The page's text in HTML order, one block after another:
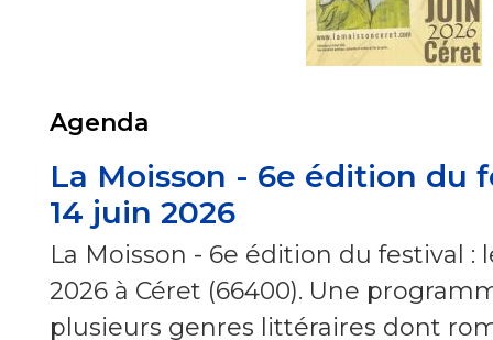
Agenda
La Moisson - 6e édition du
14 juin 2026
La Moisson - 6e édition du festival :
2026 à Céret (66400). Une
plusieurs genres littéraires dont